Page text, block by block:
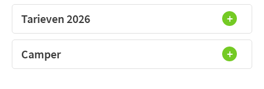
Tarieven 2026
Camper